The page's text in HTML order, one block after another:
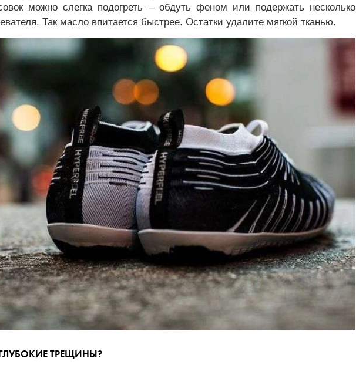
можно слегка подогреть – обдуть феном или подержать несколько
Так масло впитается быстрее. Остатки удалите мягкой тканью.
ТРЕЩИНЫ?